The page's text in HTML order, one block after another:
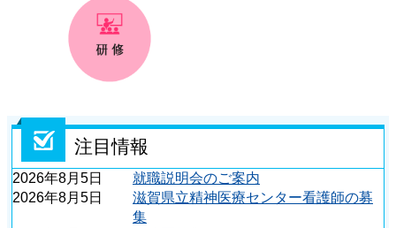
精
神
医
注目情報
2026年8月5日
就職説明会のご案内
2026年8月5日
滋賀県立精神医療センター看護師の募
集